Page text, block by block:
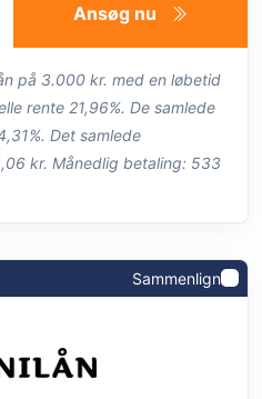
Ansøg nu
på 3.000 kr. med en løbetid
rente 21,96%. De samlede
Det samlede
kr. Månedlig betaling: 533
Sammenlign